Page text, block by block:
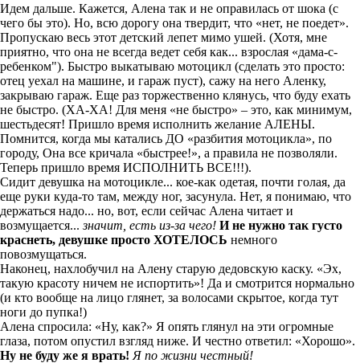
Идем дальше. Кажется, Алена так и не оправилась от шока (с
чего бы это). Но, всю дорогу она твердит, что «нет, не поедет».
Пропускаю весь этот детский лепет мимо ушей. (Хотя, мне
приятно, что она не всегда ведет себя как... взрослая «дама-с-
ребенком"). Быстро выкатываю мотоцикл (сделать это просто:
отец уехал на машине, и гараж пуст), сажу на него Аленку,
закрываю гараж. Еще раз торжественно клянусь, что буду ехать
не быстро. (ХА-ХА! Для меня «не быстро» – это, как минимум,
шестьдесят! Пришло время исполнить желание АЛЕНЫ.
Помнится, когда мы катались ДО «разбития мотоцикла», по
городу, Она все кричала «быстрее!», а правила не позволяли.
Теперь пришло время ИСПОЛНИТЬ ВСЕ!!!).
Сидит девушка на мотоцикле... кое-как одетая, почти голая, да
еще руки куда-то там, между ног, засунула. Нет, я понимаю, что
держаться надо... но, вот, если сейчас Алена читает и
возмущается...значит, есть из-за чего! И не нужно так густо
краснеть, девушке просто ХОТЕЛОСЬ немного
повозмущаться.
Наконец, нахлобучил на Алену старую дедовскую каску. «Эх,
такую красоту ничем не испортить»! Да и смотрится нормально
(и кто вообще на лицо глянет, за волосами скрытое, когда тут
ноги до пупка!)
Алена спросила: «Ну, как?» Я опять глянул на эти огромные
глаза, потом опустил взгляд ниже. И честно ответил: «Хорошо».
Ну не буду же я врать! Я по жизни честный!